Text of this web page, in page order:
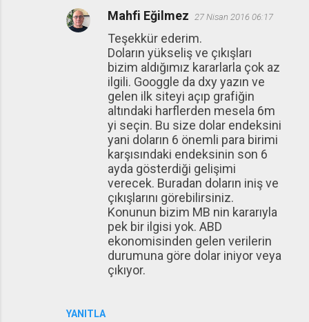
YANITLA
Mahfi Eğilmez 27 Nisan 2016 06:17
Teşekkür ederim.
Doların yükseliş ve çıkışları
bizim aldığımız kararlarla çok az
ilgili. Googgle da dxy yazın ve
gelen ilk siteyi açıp grafiğin
altındaki harflerden mesela 6m
yi seçin. Bu size dolar endeksini
yani doların 6 önemli para birimi
karşısındaki endeksinin son 6
ayda gösterdiği gelişimi
verecek. Buradan doların iniş ve
çıkışlarını görebilirsiniz.
Konunun bizim MB nin kararıyla
pek bir ilgisi yok. ABD
ekonomisinden gelen verilerin
durumuna göre dolar iniyor veya
çıkıyor.